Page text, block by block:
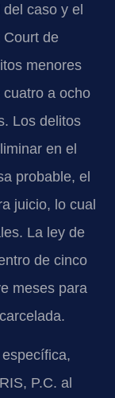
caso y el
Court de
menores
a ocho
Los delitos
en el
probable, el
juicio, lo cual
La ley de
de cinco
meses para
P.C. al